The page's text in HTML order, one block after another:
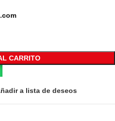
CARRITO
a lista de deseos